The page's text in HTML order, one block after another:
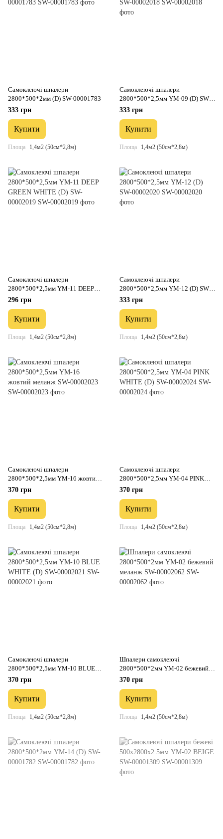
Самоклеючі шпалери
2800*500*2мм (D) SW-00001783
333 грн
Купити
Площа 1,4м2 (50см*2,8м)
Самоклеючі шпалери
2800*500*2,5мм YM-09 (D) SW-
00002018
333 грн
Купити
Площа 1,4м2 (50см*2,8м)
Самоклеючі шпалери
2800*500*2,5мм YM-11 DEEP
GREEN WHITE (D) SW-00002019
296 грн
Купити
Площа 1,4м2 (50см*2,8м)
Самоклеючі шпалери
2800*500*2,5мм YM-12 (D) SW-
00002020
333 грн
Купити
Площа 1,4м2 (50см*2,8м)
Самоклеючі шпалери
2800*500*2,5мм YM-16 жовтий
меланж SW-00002023
370 грн
Купити
Площа 1,4м2 (50см*2,8м)
Самоклеючі шпалери
2800*500*2,5мм YM-04 PINK
WHITE (D) SW-00002024
370 грн
Купити
Площа 1,4м2 (50см*2,8м)
Самоклеючі шпалери
2800*500*2,5мм YM-10 BLUE
WHITE (D) SW-00002021
370 грн
Купити
Площа 1,4м2 (50см*2,8м)
Шпалери самоклеючі
2800*500*2мм YM-02 бежевий
меланж SW-00002062
370 грн
Купити
Площа 1,4м2 (50см*2,8м)